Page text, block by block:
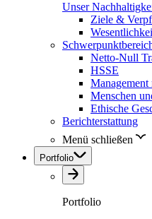
Unser
Ziele &
Netto-Null
HSSE
Management
Menschen
Ethische
Berichterstattung
Menü schließen
Portfolio
Portfolio